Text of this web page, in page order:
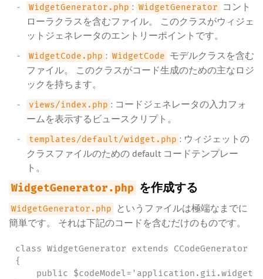
WidgetGenerator.php : WidgetGenerator
コント
ローラクラスを含むファイル。 このクラスがウィジェ
ットジェネレータのエントリーポイントです。
WidgetCode.php : WidgetCode モデルクラスを含む
ファイル。 このクラスがコード生成のための主なロジ
ックを持ちます。
views/index.php : コードジェネレータの入力フォ
ームを表示するビュースクリプト。
templates/default/widget.php : ウィジェットの
クラスファイルのための default コードテンプレー
ト。
WidgetGenerator.php を作成する
WidgetGenerator.php
というファイルは極端なまでに
簡単です。 それは下記のコードを含むだけのものです。
class WidgetGenerator extends CCodeGenerator
{
public